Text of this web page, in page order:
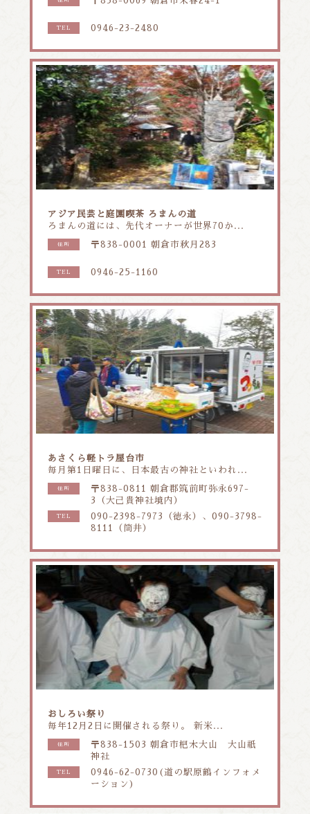
TEL 0946-23-2480
アジア民芸と庭園喫茶 ろまんの道
ろまんの道には、先代オーナーが世界70か...
住所 〒838-0001 朝倉市秋月283
TEL 0946-25-1160
あさくら軽トラ屋台市
毎月第1日曜日に、日本最古の神社といわれ...
住所
〒838-0811 朝倉郡筑前町弥永697-
3（大己貴神社境内）
TEL
090-2398-7973（徳永）、090-3798-
8111（筒井）
おしろい祭り
毎年12月2日に開催される祭り。 新米...
住所
〒838-1503 朝倉市杷木大山 大山祇
神社
TEL
0946-62-0730(道の駅原鶴インフォメ
ーション)